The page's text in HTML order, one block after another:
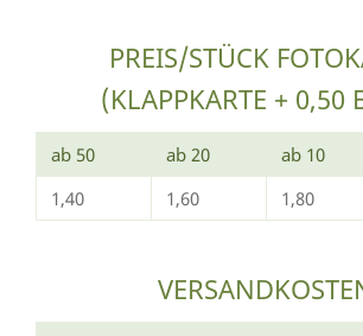
PREIS/STÜCK
(KLAPPKARTE + 0,50
ab 50 ab 20 ab 10
1,40
1,60 1,80